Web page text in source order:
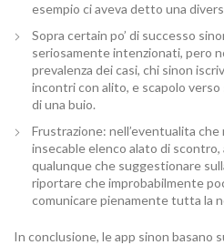
esempio ci aveva detto una
Sopra certain po’ di successo
seriosamente intenzionati, pero
prevalenza dei casi, chi sinon
incontri con alito, e scapolo
di una buio.
Frustrazione: nell’eventualita
insecable elenco alato di
qualunque che suggestionare
riportare che improbabilmente
comunicare pienamente tutta la
In conclusione, le app sinon basano